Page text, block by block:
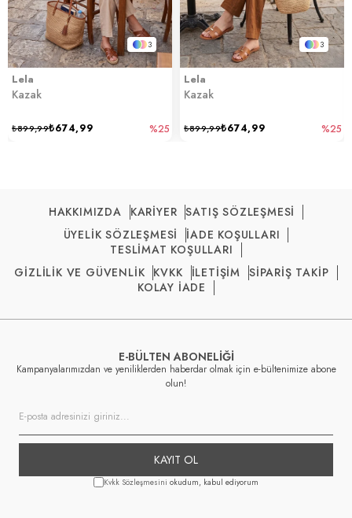
3
Lela
Kazak
₺674,99
₺899,99 %25
3
Lela
Kazak
₺674,99
₺899,99 %25
HAKKIMIZDA KARİYER SATIŞ SÖZLEŞMESİ
ÜYELİK SÖZLEŞMESİ
İADE KOŞULLARI
TESLİMAT KOŞULLARI
GİZLİLİK VE GÜVENLİK KVKK İLETİŞİM
SİPARİŞ TAKİP
KOLAY İADE
E-BÜLTEN ABONELİĞİ
Kampanyalarımızdan ve yeniliklerden haberdar olmak için e-bültenimize abone
olun!
KAYIT OL
Kvkk Sözleşmesini okudum, kabul ediyorum